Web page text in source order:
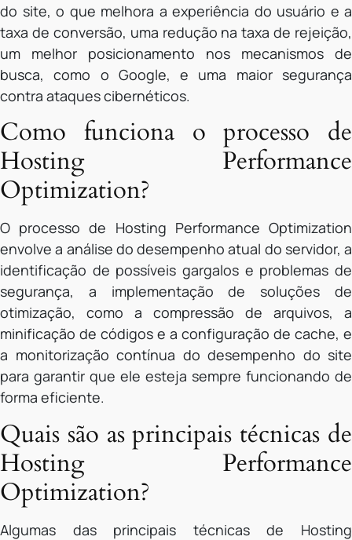
do site, o que melhora a experiência do usuário e a
taxa de conversão, uma redução na taxa de rejeição,
um melhor posicionamento nos mecanismos de
busca, como o Google, e uma maior segurança
contra ataques cibernéticos.
Como funciona o processo de
Hosting Performance
Optimization?
O processo de Hosting Performance Optimization
envolve a análise do desempenho atual do servidor, a
identificação de possíveis gargalos e problemas de
segurança, a implementação de soluções de
otimização, como a compressão de arquivos, a
minificação de códigos e a configuração de cache, e
a monitorização contínua do desempenho do site
para garantir que ele esteja sempre funcionando de
forma eficiente.
Quais são as principais técnicas de
Hosting Performance
Optimization?
Algumas das principais técnicas de Hosting